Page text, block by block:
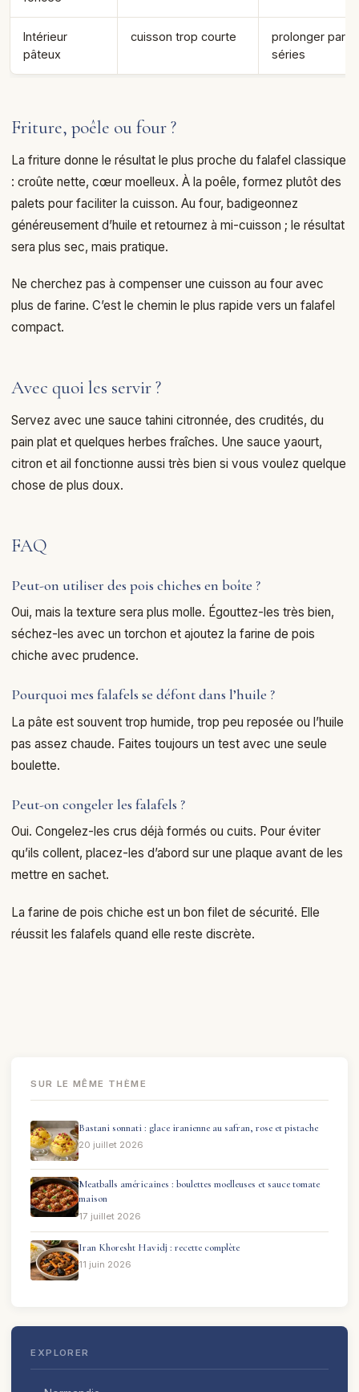
Intérieur
pâteux
cuisson trop courte
prolonger par
séries
Friture, poêle ou four ?
La friture donne le résultat le plus proche du falafel classique
: croûte nette, cœur moelleux. À la poêle, formez plutôt des
palets pour faciliter la cuisson. Au four, badigeonnez
généreusement d’huile et retournez à mi-cuisson ; le résultat
sera plus sec, mais pratique.
Ne cherchez pas à compenser une cuisson au four avec
plus de farine. C’est le chemin le plus rapide vers un falafel
compact.
Avec quoi les servir ?
Servez avec une sauce tahini citronnée, des crudités, du
pain plat et quelques herbes fraîches. Une sauce yaourt,
citron et ail fonctionne aussi très bien si vous voulez quelque
chose de plus doux.
FAQ
Peut-on utiliser des pois chiches en boîte ?
Oui, mais la texture sera plus molle. Égouttez-les très bien,
séchez-les avec un torchon et ajoutez la farine de pois
chiche avec prudence.
Pourquoi mes falafels se défont dans l’huile ?
La pâte est souvent trop humide, trop peu reposée ou l’huile
pas assez chaude. Faites toujours un test avec une seule
boulette.
Peut-on congeler les falafels ?
Oui. Congelez-les crus déjà formés ou cuits. Pour éviter
qu’ils collent, placez-les d’abord sur une plaque avant de les
mettre en sachet.
La farine de pois chiche est un bon filet de sécurité. Elle
réussit les falafels quand elle reste discrète.
SUR LE MÊME THÈME
Bastani sonnati : glace iranienne au safran, rose et pistache
20 juillet 2026
Meatballs américaines : boulettes moelleuses et sauce tomate
maison
17 juillet 2026
Iran Khoresht Havidj : recette complète
11 juin 2026
EXPLORER